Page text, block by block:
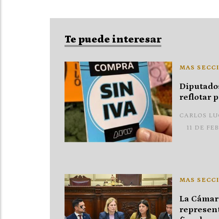
Te puede interesar
reflotar
CARLOS
MAS
11 DE
La
MAS